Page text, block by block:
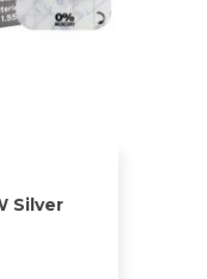
Silver